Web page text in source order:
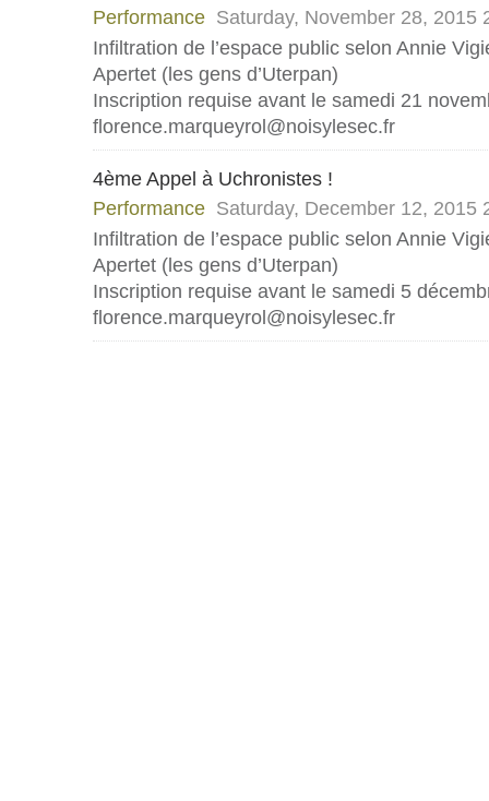
Performance Saturday, November 28,
Infiltration de l’espace public selon Annie
Apertet (les gens d’Uterpan)
Inscription requise avant le samedi 21
florence.marqueyrol@noisylesec.fr
4ème Appel à Uchronistes !
Performance Saturday, December 12,
Infiltration de l’espace public selon Annie
Apertet (les gens d’Uterpan)
Inscription requise avant le samedi 5
florence.marqueyrol@noisylesec.fr